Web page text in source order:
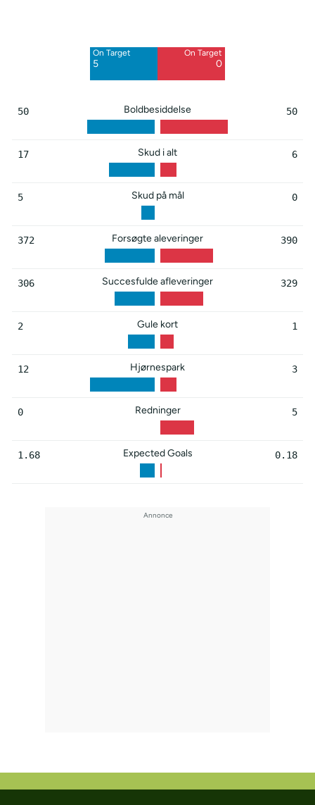
On Target
5
On Target
0
50 Boldbesiddelse 50
17 Skud i alt 6
5 Skud på mål 0
372 Forsøgte aleveringer 390
306 Succesfulde afleveringer 329
2 Gule kort 1
12 Hjørnespark 3
0 Redninger 5
1.68 Expected Goals 0.18